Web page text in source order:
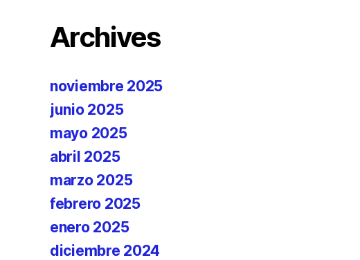
Archives
noviembre 2025
junio 2025
mayo 2025
abril 2025
marzo 2025
febrero 2025
enero 2025
diciembre 2024